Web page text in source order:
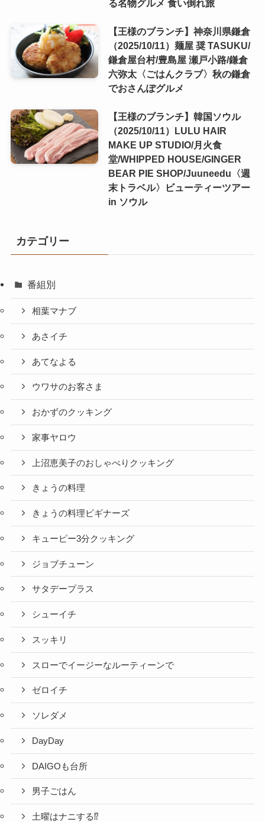
る名物グルメ 食い倒れ旅
【王様のブランチ】神奈川県鎌倉
（2025/10/11）麺屋 奨 TASUKU/
鎌倉屋台村/豊島屋 瀬戸小路/鎌倉
六弥太〈ごはんクラブ〉秋の鎌倉
でおさんぽグルメ
【王様のブランチ】韓国ソウル
（2025/10/11）LULU HAIR
MAKE UP STUDIO/月火食
堂/WHIPPED HOUSE/GINGER
BEAR PIE SHOP/Juuneedu〈週
末トラベル〉ビューティーツアー
in ソウル
カテゴリー
番組別
相葉マナブ
あさイチ
あてなよる
ウワサのお客さま
おかずのクッキング
家事ヤロウ
上沼恵美子のおしゃべりクッキング
きょうの料理
きょうの料理ビギナーズ
キューピー3分クッキング
ジョブチューン
サタデープラス
シューイチ
スッキリ
スローでイージーなルーティーンで
ゼロイチ
ソレダメ
DayDay
DAIGOも台所
男子ごはん
土曜はナニする⁉